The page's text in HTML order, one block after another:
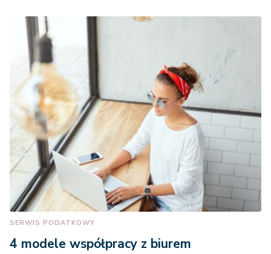
SERWIS PODATKOWY
4 modele współpracy z biurem